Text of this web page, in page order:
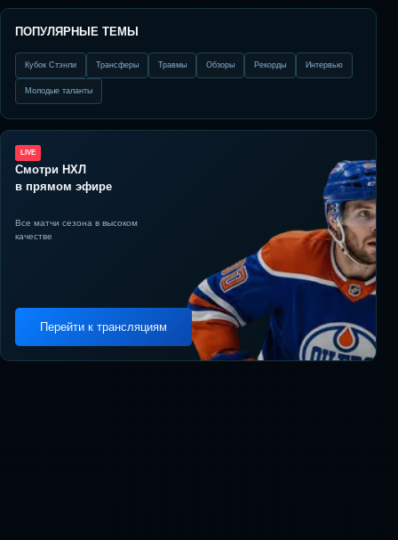
ПОПУЛЯРНЫЕ ТЕМЫ
Кубок Стэнли Трансферы Травмы Обзоры Рекорды Интервью
Молодые таланты
LIVE
Смотри НХЛ
в прямом эфире
Все матчи сезона в высоком
качестве
Перейти к трансляциям